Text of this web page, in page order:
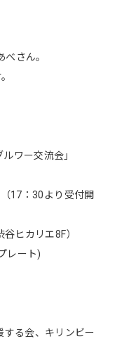
さん。
ワー交流会」
17：30より受付開
ヒカリエ8F）
レート)
する会、キリンビー